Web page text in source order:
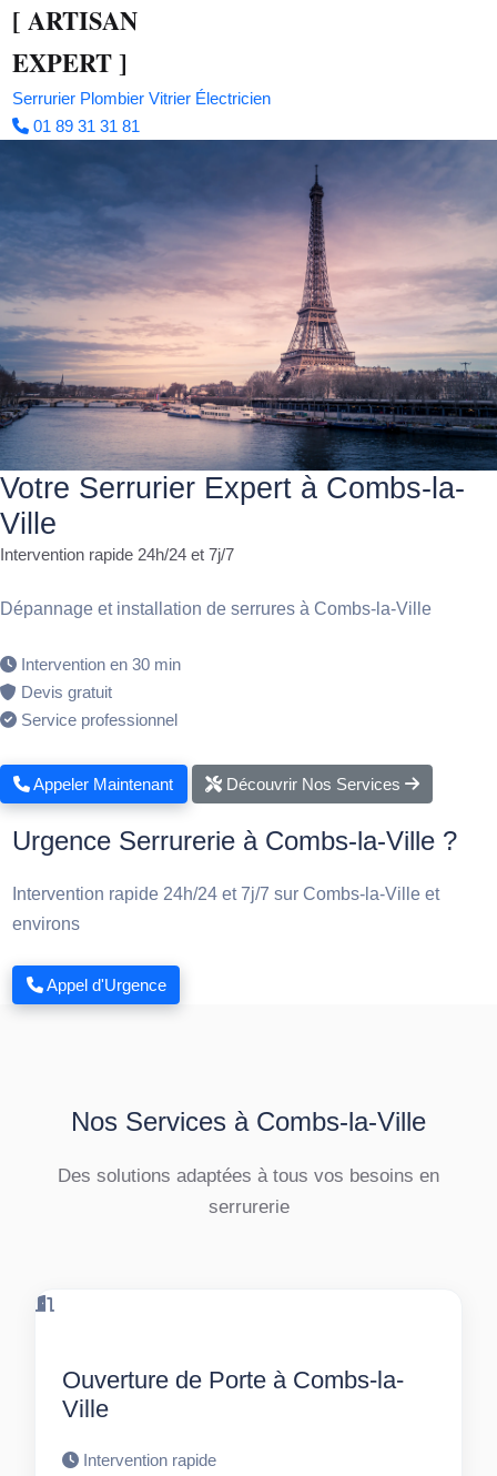
[ ARTISAN
EXPERT]
Serrurier Plombier Vitrier Électricien
01 89 31 31 81
Votre Serrurier Expert à Combs-la-
Ville
Intervention rapide 24h/24 et 7j/7
Dépannage et installation de serrures à Combs-la-Ville
Intervention en 30 min
Devis gratuit
Service professionnel
Appeler Maintenant Découvrir Nos Services
Urgence Serrurerie à Combs-la-Ville ?
Intervention rapide 24h/24 et 7j/7 sur Combs-la-Ville et
environs
Appel d'Urgence
Nos Services à Combs-la-Ville
Des solutions adaptées à tous vos besoins en
serrurerie
Ouverture de Porte à Combs-la-
Ville
Intervention rapide